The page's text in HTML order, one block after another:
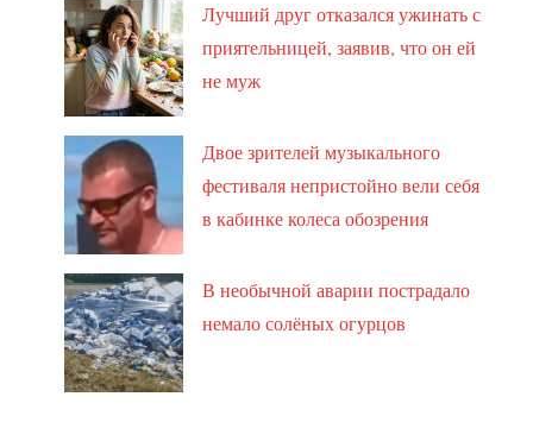
Лучший друг отказался ужинать с
приятельницей, заявив, что он ей
не муж
Двое зрителей музыкального
фестиваля непристойно вели себя
в кабинке колеса обозрения
В необычной аварии пострадало
немало солёных огурцов